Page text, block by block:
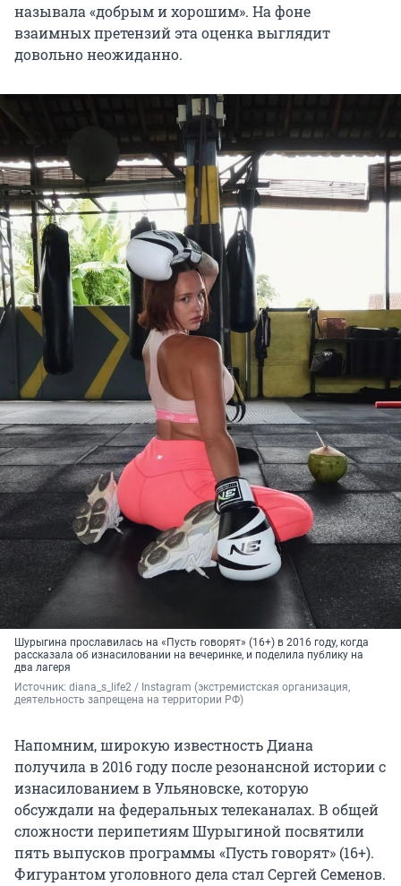
называла «добрым и хорошим». На фоне
взаимных претензий эта оценка выглядит
довольно неожиданно.
Шурыгина прославилась на «Пусть говорят» (16+) в 2016 году, когда
рассказала об изнасиловании на вечеринке, и поделила публику на
два лагеря
Источник: diana_s_life2 / Instagram (экстремистская организация,
деятельность запрещена на территории РФ)
Напомним, широкую известность Диана
получила в 2016 году после резонансной истории с
изнасилованием в Ульяновске, которую
обсуждали на федеральных телеканалах. В общей
сложности перипетиям Шурыгиной посвятили
пять выпусков программы «Пусть говорят» (16+).
Фигурантом уголовного дела стал Сергей Семенов.